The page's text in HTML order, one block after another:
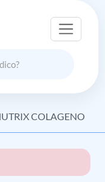
COLAGENO